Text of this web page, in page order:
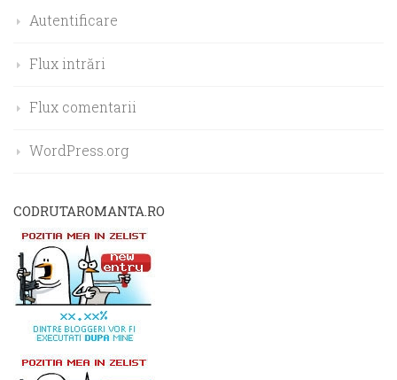
Autentificare
Flux intrări
Flux comentarii
WordPress.org
CODRUTAROMANTA.RO